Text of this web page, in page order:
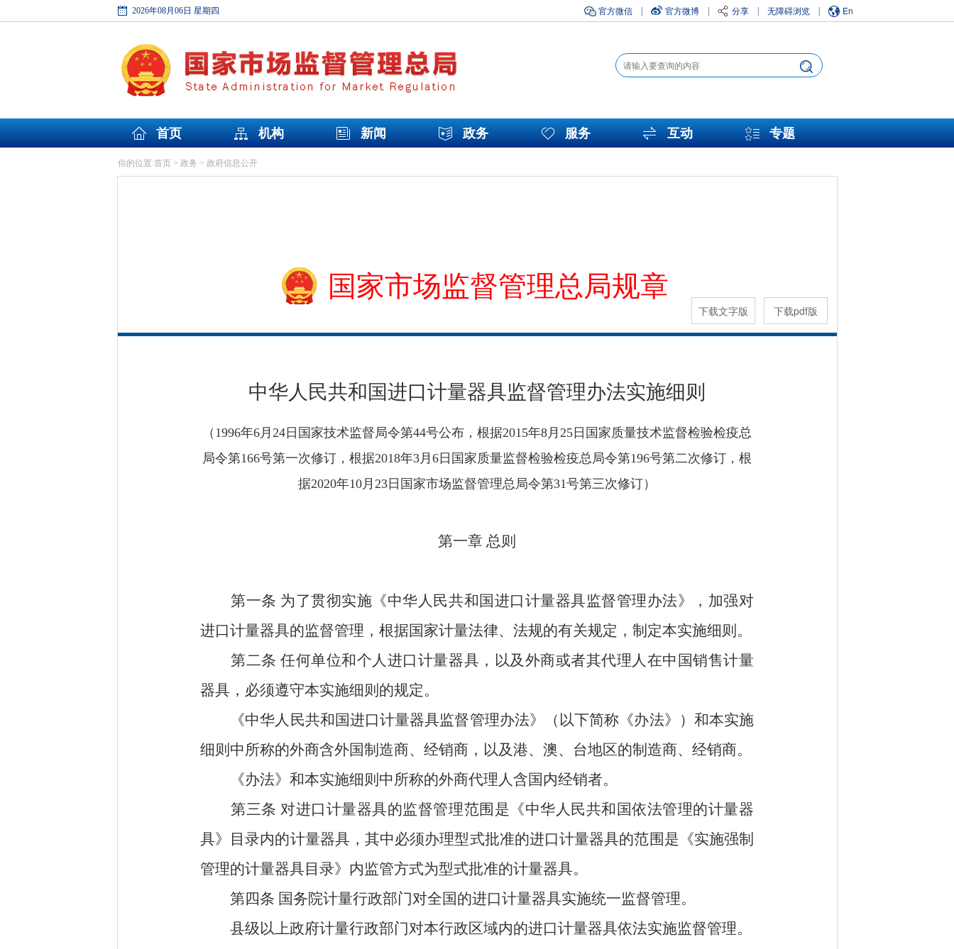
2026年08月06日 星期四 官方微信 官方微博 分享 无障碍浏览 En
首页 机构 新闻 政务 服务 互动 专题
你的位置:首页> 政务 > 政府信息公开
国家市场监督管理总局规章
下载pdf版
下载文字版
中华人民共和国进口计量器具监督管理办法实施细则
（1996年6月24日国家技术监督局令第44号公布，根据2015年8月25日国家质量技术监督检验检疫总
局令第166号第一次修订，根据2018年3月6日国家质量监督检验检疫总局令第196号第二次修订，根
据2020年10月23日国家市场监督管理总局令第31号第三次修订）
第一章 总则
第一条 为了贯彻实施《中华人民共和国进口计量器具监督管理办法》，加强对
进口计量器具的监督管理，根据国家计量法律、法规的有关规定，制定本实施细则。
第二条 任何单位和个人进口计量器具，以及外商或者其代理人在中国销售计量
器具，必须遵守本实施细则的规定。
《中华人民共和国进口计量器具监督管理办法》（以下简称《办法》）和本实施
细则中所称的外商含外国制造商、经销商，以及港、澳、台地区的制造商、经销商。
《办法》和本实施细则中所称的外商代理人含国内经销者。
第三条 对进口计量器具的监督管理范围是《中华人民共和国依法管理的计量器
具》目录内的计量器具，其中必须办理型式批准的进口计量器具的范围是《实施强制
管理的计量器具目录》内监管方式为型式批准的计量器具。
第四条 国务院计量行政部门对全国的进口计量器具实施统一监督管理。
县级以上政府计量行政部门对本行政区域内的进口计量器具依法实施监督管理。